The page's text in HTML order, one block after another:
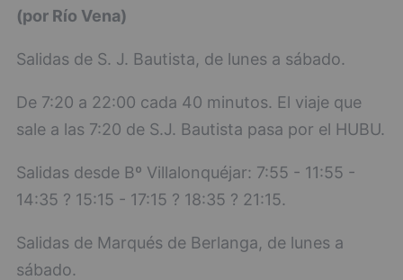
(por Río Vena)
Salidas de S. J. Bautista, de lunes a sábado.
De 7:20 a 22:00 cada 40 minutos. El viaje que
sale a las 7:20 de S.J. Bautista pasa por el HUBU.
Salidas desde Bº Villalonquéjar: 7:55 - 11:55 -
14:35 ? 15:15 - 17:15 ? 18:35 ? 21:15.
Salidas de Marqués de Berlanga, de lunes a
sábado.